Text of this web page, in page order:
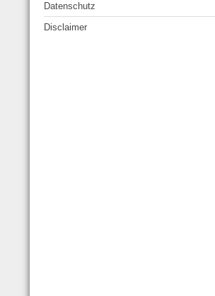
Datenschutz
Disclaimer